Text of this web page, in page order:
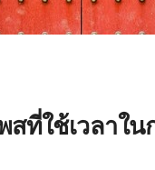
ที่ใช้เวลาใน